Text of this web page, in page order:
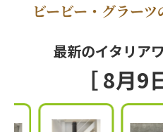
ビービー・グラーツ
最新のイタリア
［ 8月9